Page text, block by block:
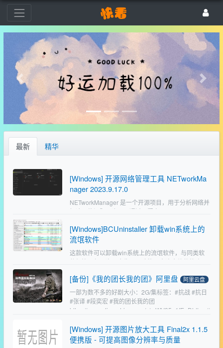
最新 精华
[Windows] 开源网络管理工具 NETworkMa
nager 2023.9.17.0
NETworkManager 是一个开源项目，用于分析网络并
解决网络问题，也可以通过远程桌面、PowerShell、
话管…
[Windows]BCUninstaller 卸载win系统上的
流氓软件
这款软件可以卸载win系统上的流氓软件，与同类软
件相比不仅干净无广告而且功能强大这个软件的确不
使用的语言有安装版和绿色版解压即用官网：
https://ww…
[备份]《我的团长我的团》阿里盘 阿里云盘
一部为数不多的好剧大小：2G/集标签：#抗战 #抗日
#张译 #段奕宏 #我的团长我的团
https://www.aliyundrive.com/s/mWV95u1fEaDhttps://
[Windows] 开源图片放大工具 Final2x 1.1.5
便携版 - 可提高图像分辨率与质量